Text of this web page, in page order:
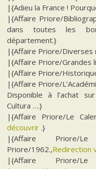
|{Adieu la France !
|{Affaire Priore/
dans toutes les
département.}
|{Affaire Priore/Diverses
|{Affaire Priore/Grandes
|{Affaire Priore/
|{Affaire Priore/
Disponible à l’achat
Cultura ….}
|{Affaire Priore/Le
découvrir .}
|{Affaire Priore/
Priore/1962.,Redirection
|{Affaire Priore/